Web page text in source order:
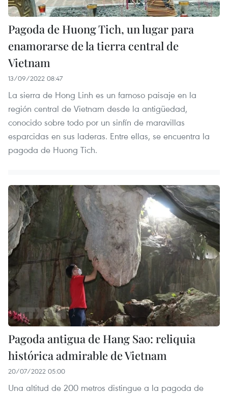
Pagoda de Huong Tich, un lugar para
enamorarse de la tierra central de
Vietnam
13/09/2022 08:47
La sierra de Hong Linh es un famoso paisaje en la
región central de Vietnam desde la antigüedad,
conocido sobre todo por un sinfín de maravillas
esparcidas en sus laderas. Entre ellas, se encuentra la
pagoda de Huong Tich.
Pagoda antigua de Hang Sao: reliquia
histórica admirable de Vietnam
20/07/2022 05:00
Una altitud de 200 metros distingue a la pagoda de